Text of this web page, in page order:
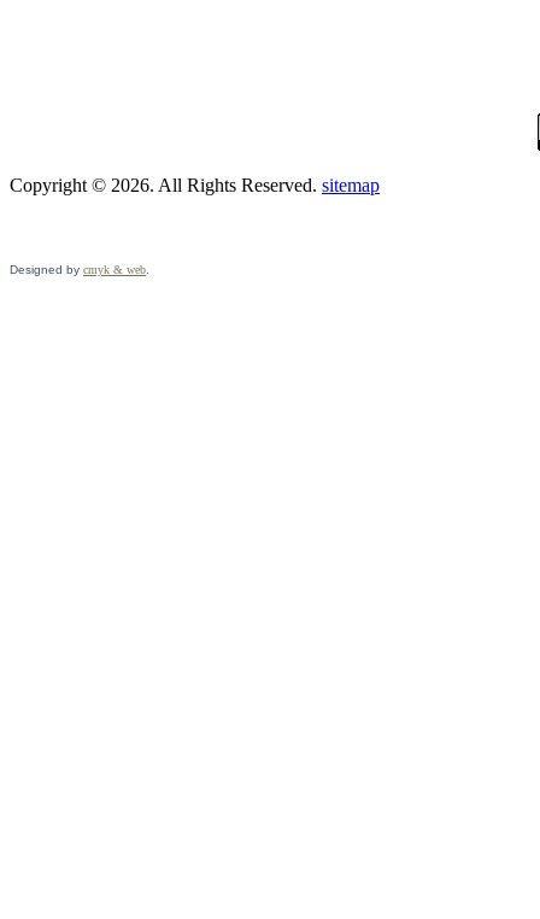
Copyright © 2026. All Rights Reserved. sitemap
Designed by cmyk & web